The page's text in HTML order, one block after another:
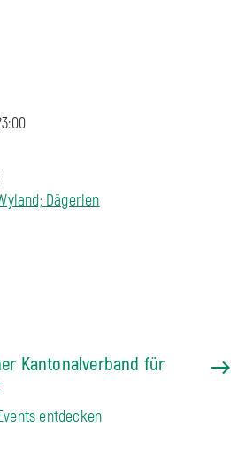
Dägerlen
Kantonalverband für
entdecken